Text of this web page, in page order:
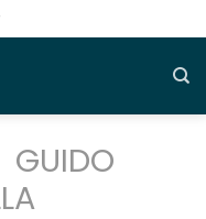
GUIDO